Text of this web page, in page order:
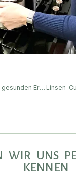
BROT – Basis der gesunden Ernährung
WIR UNS
KENNEN